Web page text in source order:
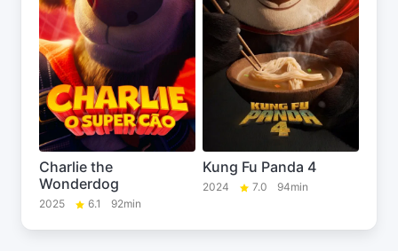
Charlie the
Wonderdog
2025 6.1 92min
Kung Fu Panda 4
2024 7.0 94min